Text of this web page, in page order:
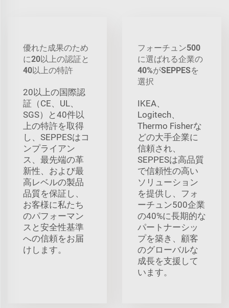
優れた成果のため
に20以上の認証と
40以上の特許
20以上の国際認
証（CE、UL、
SGS）と40件以
上の特許を取得
し、SEPPESはコ
ンプライアン
ス、最先端の革
新性、および最
高レベルの製品
品質を保証し、
お客様に私たち
のパフォーマン
スと安全性基準
への信頼をお届
けします。
フォーチュン500
に選ばれる企業の
40%がSEPPESを
選択
IKEA、
Logitech、
Thermo Fisherな
どの大手企業に
信頼され、
SEPPESは高品質
で信頼性の高い
ソリューション
を提供し、フォ
ーチュン500企業
の40%に長期的な
パートナーシッ
プを築き、顧客
のグローバルな
成長を支援して
います。